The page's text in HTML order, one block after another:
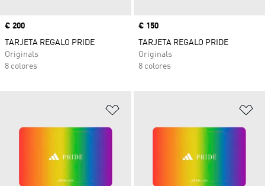
Precio
€ 200
TARJETA REGALO PRIDE
Originals
8 colores
Precio
€ 150
TARJETA REGALO PRIDE
Originals
8 colores